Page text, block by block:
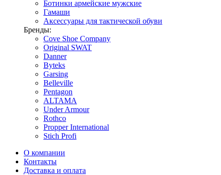
Ботинки армейские мужские
Гамаши
Аксессуары для тактической обуви
Бренды:
Cove Shoe Company
Original SWAT
Danner
Byteks
Garsing
Belleville
Pentagon
ALTAMA
Under Armour
Rothco
Propper International
Stich Profi
О компании
Контакты
Доставка и оплата